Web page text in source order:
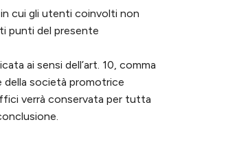
cui gli utenti coinvolti non
punti del presente
ai sensi dell’art. 10, comma
della società promotrice
verrà conservata per tutta